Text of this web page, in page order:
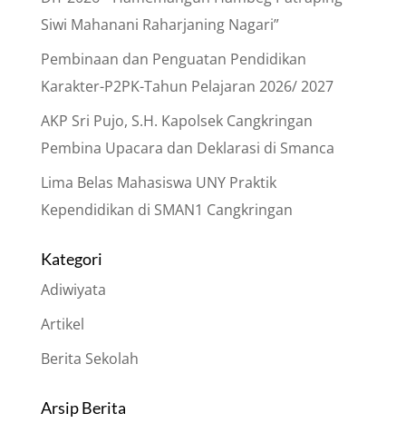
Siwi Mahanani Raharjaning Nagari”
Pembinaan dan Penguatan Pendidikan
Karakter-P2PK-Tahun Pelajaran 2026/ 2027
AKP Sri Pujo, S.H. Kapolsek Cangkringan
Pembina Upacara dan Deklarasi di Smanca
Lima Belas Mahasiswa UNY Praktik
Kependidikan di SMAN1 Cangkringan
Kategori
Adiwiyata
Artikel
Berita Sekolah
Arsip Berita